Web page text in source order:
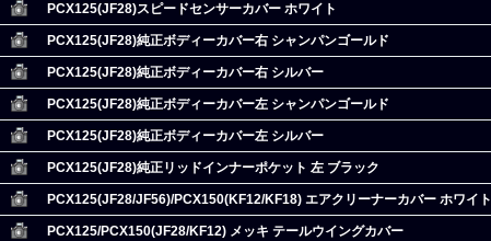
PCX125(JF28)スピードセンサーカバー ホワイト
PCX125(JF28)純正ボディーカバー右 シャンパンゴールド
PCX125(JF28)純正ボディーカバー右 シルバー
PCX125(JF28)純正ボディーカバー左 シャンパンゴールド
PCX125(JF28)純正ボディーカバー左 シルバー
PCX125(JF28)純正リッドインナーポケット 左 ブラック
PCX125(JF28/JF56)/PCX150(KF12/KF18) エアクリーナーカバー ホワイト
PCX125/PCX150(JF28/KF12) メッキ テールウイングカバー